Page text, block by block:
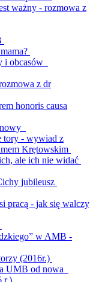
ważny - rozmowa z
i obcasów
z dr
honoris causa
tory - wywiad z
Krętowskim
ale ich nie widać
jubileusz
pracą - jak się walczy
w AMB -
(2016r.)
UMB od nowa
r.)